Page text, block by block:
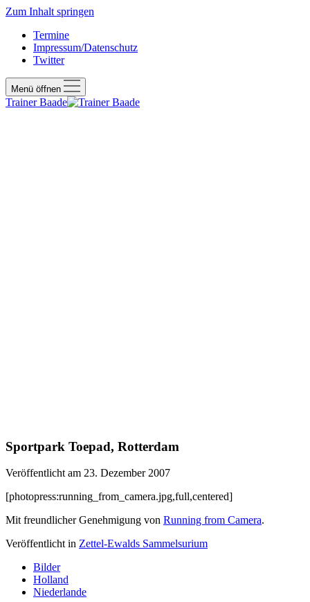
Zum Inhalt springen
Termine
Impressum/Datenschutz
Twitter
Menü öffnen
Trainer Baade
Sportpark Toepad, Rotterdam
Veröffentlicht am 23. Dezember 2007
[photopress:running_from_camera.jpg,full,centered]
Mit freundlicher Genehmigung von Running from Camera.
Veröffentlicht in Zettel-Ewalds Sammelsurium
Bilder
Holland
Niederlande